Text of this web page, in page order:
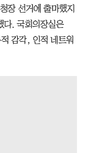
장 선거에 출마했지
다. 국회의장실은
감각, 인적 네트워